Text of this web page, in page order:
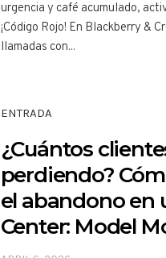
urgencia y café acumulado,
¡Código Rojo! En Blackberry &
llamadas con...
ENTRADA
¿Cuántos
perdiendo?
el abandono en
Center: Model